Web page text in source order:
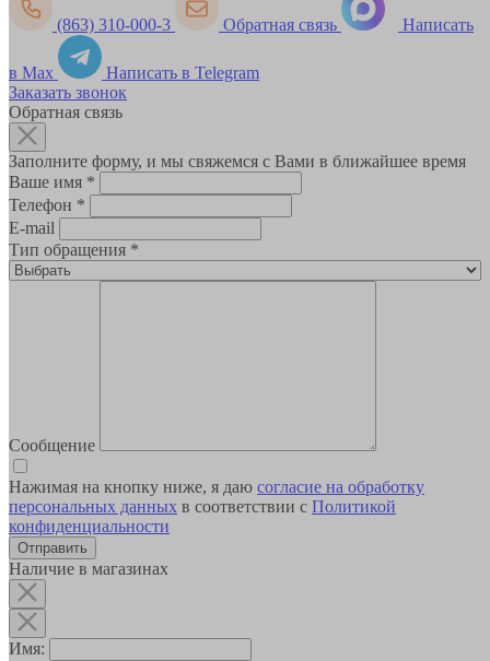
(863) 310-000-3 Обратная связь Написать
в Max
Написать в Telegram
Заказать звонок
Обратная связь
Заполните форму, и мы свяжемся с Вами в ближайшее время
Ваше имя *
Телефон *
E-mail
Тип обращения *
Сообщение
Нажимая на кнопку ниже, я даю согласие на обработку
персональных данных в соответствии с Политикой
конфиденциальности
Наличие в магазинах
Имя: